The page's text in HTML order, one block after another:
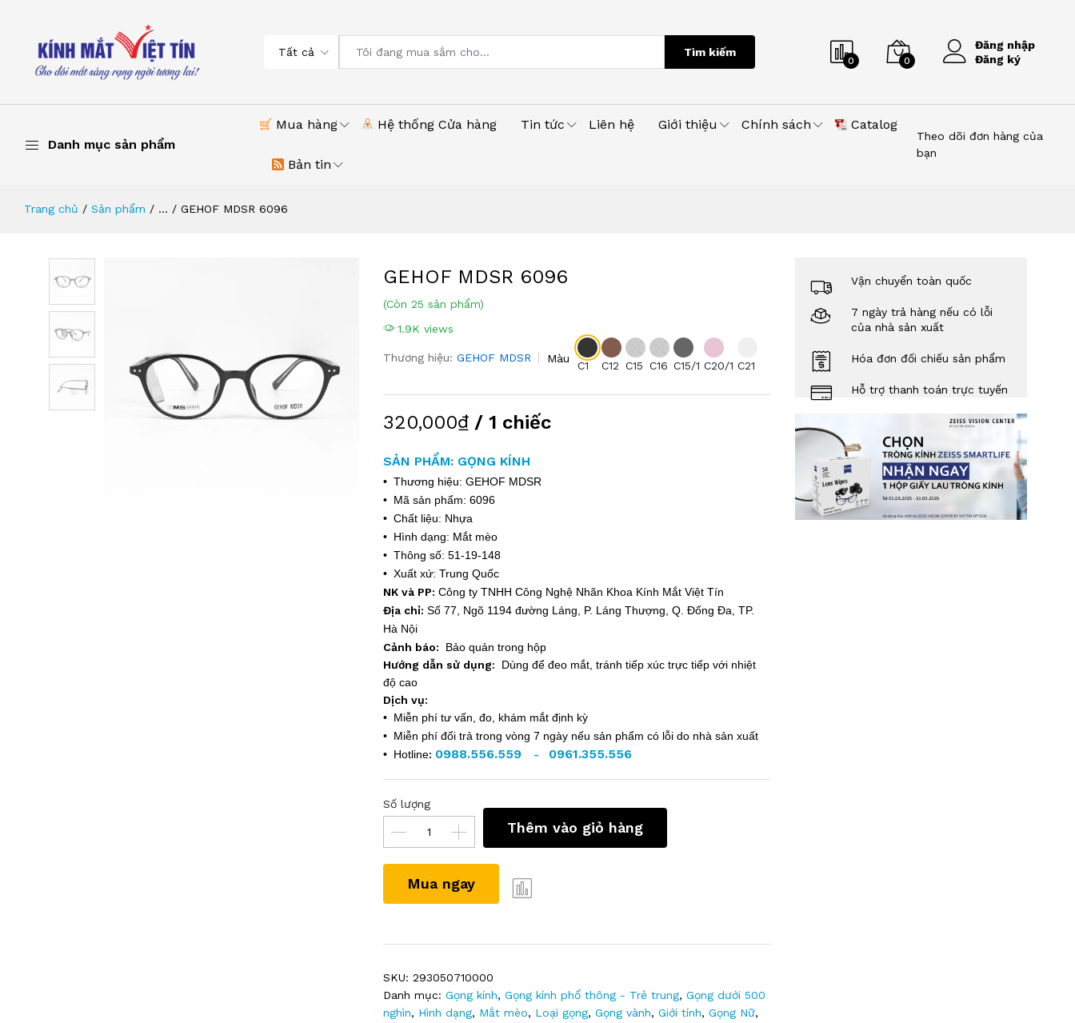
Tất cả Tìm kiếm
0 0
Đăng nhập
Đăng ký
Danh mục sản phẩm
Mua hàng Hệ thống Cửa hàng Tin tức Liên hệ Giới thiệu Chính sách Catalog
Bản tin
Theo dõi đơn hàng của
bạn
Trang chủ Sản phẩm ... GEHOF MDSR 6096
GEHOF MDSR 6096
(Còn 25 sản phẩm)
1.9K views
Thương hiệu: GEHOF MDSR Màu
C1 C12 C15 C16 C15/1 C20/1 C21
320,000₫/ 1 chiếc
SẢN PHẨM: GỌNG KÍNH
• Thương hiệu: GEHOF MDSR
• Mã sản phẩm: 6096
• Chất liệu: Nhựa
• Hình dạng: Mắt mèo
• Thông số: 51-19-148
• Xuất xứ: Trung Quốc
NK và PP: Công ty TNHH Công Nghệ Nhãn Khoa Kính Mắt Việt Tín
Địa chỉ: Số 77, Ngõ 1194 đường Láng, P. Láng Thượng, Q. Đống Đa, TP.
Hà Nội
Cảnh báo: Bảo quản trong hộp
Hướng dẫn sử dụng: Dùng để đeo mắt, tránh tiếp xúc trực tiếp với nhiệt
độ cao
Dịch vụ:
• Miễn phí tư vấn, đo, khám mắt định kỳ
• Miễn phí đổi trả trong vòng 7 ngày nếu sản phẩm có lỗi do nhà sản xuất
• Hotline: 0988.556.559 - 0961.355.556
Số lượng
Thêm vào giỏ hàng
Mua ngay
SKU: 293050710000
Danh mục: Gọng kính, Gọng kính phổ thông - Trẻ trung, Gọng dưới 500
nghìn, Hình dạng, Mắt mèo, Loại gọng, Gọng vành, Giới tính, Gọng Nữ,
Vận chuyển toàn quốc
7 ngày trả hàng nếu có lỗi
của nhà sản xuất
Hóa đơn đối chiếu sản phẩm
Hỗ trợ thanh toán trực tuyến